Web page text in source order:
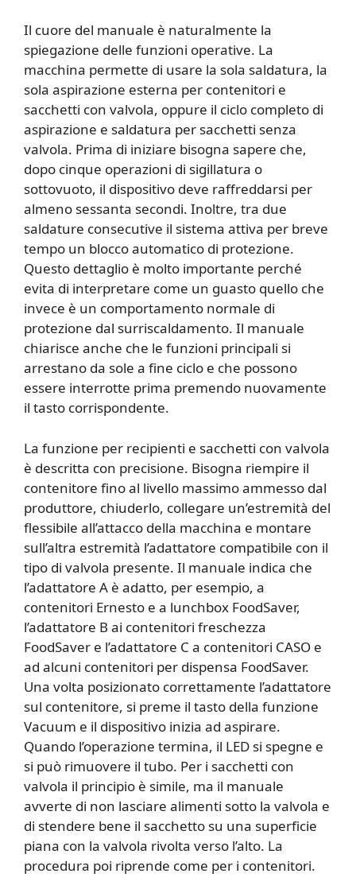
Il cuore del manuale è naturalmente la
spiegazione delle funzioni operative. La
macchina permette di usare la sola saldatura, la
sola aspirazione esterna per contenitori e
sacchetti con valvola, oppure il ciclo completo di
aspirazione e saldatura per sacchetti senza
valvola. Prima di iniziare bisogna sapere che,
dopo cinque operazioni di sigillatura o
sottovuoto, il dispositivo deve raffreddarsi per
almeno sessanta secondi. Inoltre, tra due
saldature consecutive il sistema attiva per breve
tempo un blocco automatico di protezione.
Questo dettaglio è molto importante perché
evita di interpretare come un guasto quello che
invece è un comportamento normale di
protezione dal surriscaldamento. Il manuale
chiarisce anche che le funzioni principali si
arrestano da sole a fine ciclo e che possono
essere interrotte prima premendo nuovamente
il tasto corrispondente.
La funzione per recipienti e sacchetti con valvola
è descritta con precisione. Bisogna riempire il
contenitore fino al livello massimo ammesso dal
produttore, chiuderlo, collegare un’estremità del
flessibile all’attacco della macchina e montare
sull’altra estremità l’adattatore compatibile con il
tipo di valvola presente. Il manuale indica che
l’adattatore A è adatto, per esempio, a
contenitori Ernesto e a lunchbox FoodSaver,
l’adattatore B ai contenitori freschezza
FoodSaver e l’adattatore C a contenitori CASO e
ad alcuni contenitori per dispensa FoodSaver.
Una volta posizionato correttamente l’adattatore
sul contenitore, si preme il tasto della funzione
Vacuum e il dispositivo inizia ad aspirare.
Quando l’operazione termina, il LED si spegne e
si può rimuovere il tubo. Per i sacchetti con
valvola il principio è simile, ma il manuale
avverte di non lasciare alimenti sotto la valvola e
di stendere bene il sacchetto su una superficie
piana con la valvola rivolta verso l’alto. La
procedura poi riprende come per i contenitori.